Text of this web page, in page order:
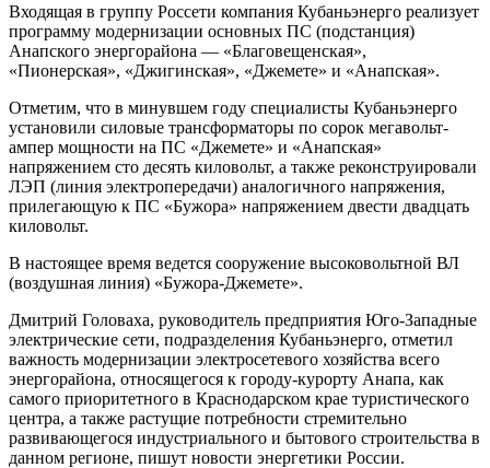
Входящая в группу Россети компания Кубаньэнерго реализует
программу модернизации основных ПС (подстанция)
Анапского энергорайона — «Благовещенская»,
«Пионерская», «Джигинская», «Джемете» и «Анапская».
Отметим, что в минувшем году специалисты Кубаньэнерго
установили силовые трансформаторы по сорок мегавольт-
ампер мощности на ПС «Джемете» и «Анапская»
напряжением сто десять киловольт, а также реконструировали
ЛЭП (линия электропередачи) аналогичного напряжения,
прилегающую к ПС «Бужора» напряжением двести двадцать
киловольт.
В настоящее время ведется сооружение высоковольтной ВЛ
(воздушная линия) «Бужора-Джемете».
Дмитрий Головаха, руководитель предприятия Юго-Западные
электрические сети, подразделения Кубаньэнерго, отметил
важность модернизации электросетевого хозяйства всего
энергорайона, относящегося к городу-курорту Анапа, как
самого приоритетного в Краснодарском крае туристического
центра, а также растущие потребности стремительно
развивающегося индустриального и бытового строительства в
данном регионе, пишут новости энергетики России.